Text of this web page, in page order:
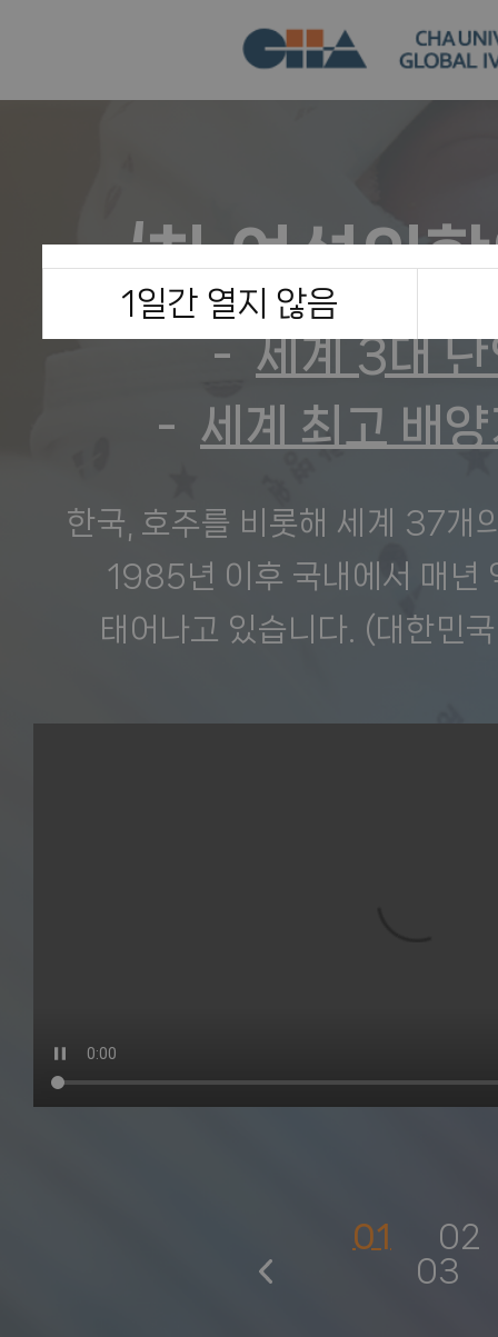
1일간 열지 않음
‘차 여성의
세계 3대
세계 최고 배
한국, 호주를 비롯해 세계 37개
1985년 이후 국내에서 매년
태어나고 있습니다. (대한민
01
02
03